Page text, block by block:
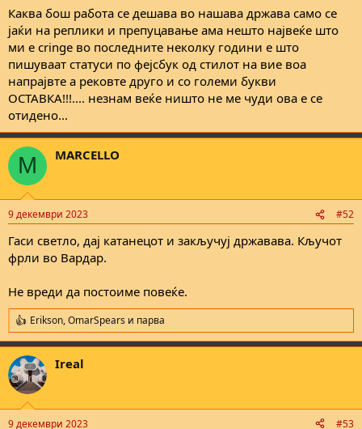
Каква бош работа се дешава во нашава држава само се
јаќи на реплики и препуцавање ама нешто највеќе што
ми е cringe во последните неколку години е што
пишуваат статуси по фејсбук од стилот на вие воа
напрајвте а рековте друго и со големи букви
ОСТАВКА!!!.... незнам веќе ништо не ме чуди ова е се
отидено...
M MARCELLO
9 декември 2023 #52
Гаси светло, дај катанецот и закључуј државава. Кључот
фрли во Вардар.
Не вреди да постоиме повеќе.
R
e
a
c
t
i
Erikson,OmarSpears и парва
Ireal
9 декември 2023 #53